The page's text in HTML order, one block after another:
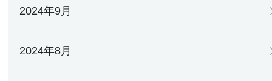
2024年9月
2024年8月